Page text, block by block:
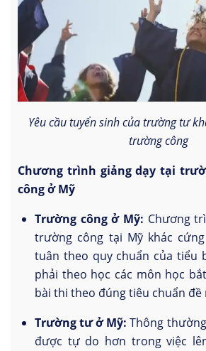
Yêu cầu tuyển sinh của trường tư
trường công
Chương trình giảng dạy tại
công ở Mỹ
Trường công ở Mỹ: Chương
trường công tại Mỹ khác
tuân theo quy chuẩn của tiểu
phải theo học các môn học
bài thi theo đúng tiêu chuẩn đề
Trường tư ở Mỹ:Thông
được tự do hơn trong việc